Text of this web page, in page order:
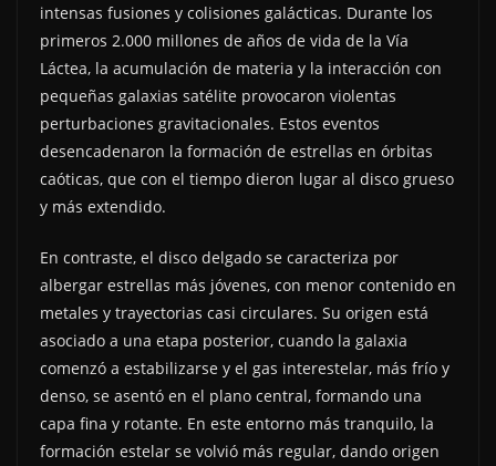
intensas fusiones y colisiones galácticas. Durante los
primeros 2.000 millones de años de vida de la Vía
Láctea, la acumulación de materia y la interacción con
pequeñas galaxias satélite provocaron violentas
perturbaciones gravitacionales. Estos eventos
desencadenaron la formación de estrellas en órbitas
caóticas, que con el tiempo dieron lugar al disco grueso
y más extendido.
En contraste, el disco delgado se caracteriza por
albergar estrellas más jóvenes, con menor contenido en
metales y trayectorias casi circulares. Su origen está
asociado a una etapa posterior, cuando la galaxia
comenzó a estabilizarse y el gas interestelar, más frío y
denso, se asentó en el plano central, formando una
capa fina y rotante. En este entorno más tranquilo, la
formación estelar se volvió más regular, dando origen